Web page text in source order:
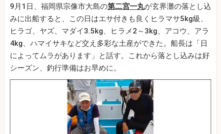
9月1日、福岡県宗像市大島の第二宮一丸が玄界灘の落とし込
みに出船すると、この日はエサ付きも良くヒラマサ5kg級、
ヒラゴ、ヤズ、マダイ3.5kg、ヒラメ2～3kg、アコウ、アラ
4kg、ハマイサキなど交え多彩な土産ができた。船長は「日
によってムラがあります」と話す。これから落とし込みは好
シーズン、釣行準備はお早めに。